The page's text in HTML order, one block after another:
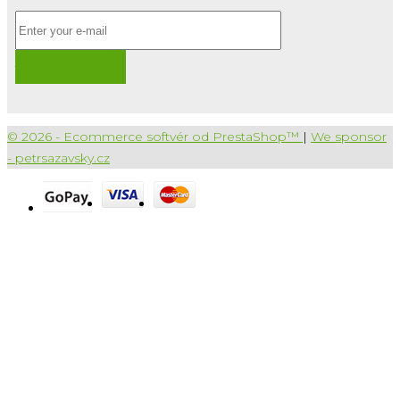
© 2026 - Ecommerce softvér od PrestaShop™ | We sponsor
- petrsazavsky.cz